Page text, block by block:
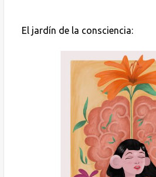
El jardín de la consciencia: